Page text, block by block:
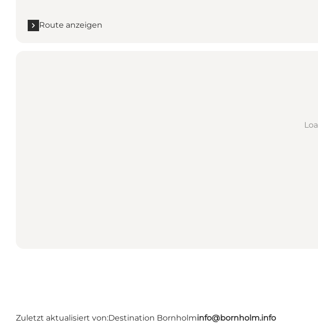
Route anzeigen
Zuletzt aktualisiert von:Destination Bornholminfo@bornholm.info